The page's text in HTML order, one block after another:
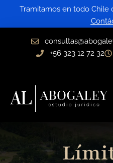
contenido
Tramitamos en todo Chile
+56 323 12 72 32